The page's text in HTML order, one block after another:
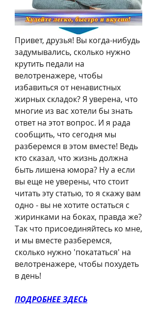
Привет, друзья! Вы когда-нибудь
задумывались, сколько нужно
крутить педали на
велотренажере, чтобы
избавиться от ненавистных
жирных складок? Я уверена, что
многие из вас хотели бы знать
ответ на этот вопрос. И я рада
сообщить, что сегодня мы
разберемся в этом вместе! Ведь
кто сказал, что жизнь должна
быть лишена юмора? Ну а если
вы еще не уверены, что стоит
читать эту статью, то я скажу вам
одно - вы не хотите остаться с
жиринками на боках, правда же?
Так что присоединяйтесь ко мне,
и мы вместе разберемся,
сколько нужно 'покататься' на
велотренажере, чтобы похудеть
в день!
ПОДРОБНЕЕ ЗДЕСЬ